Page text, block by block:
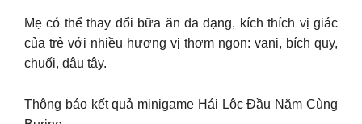
Mẹ có thể thay đổi bữa ăn đa dạng, kích thích vị giác
của trẻ với nhiều hương vị thơm ngon: vani, bích quy,
chuối, dâu tây.
Thông báo kết quả minigame Hái Lộc Đầu Năm Cùng